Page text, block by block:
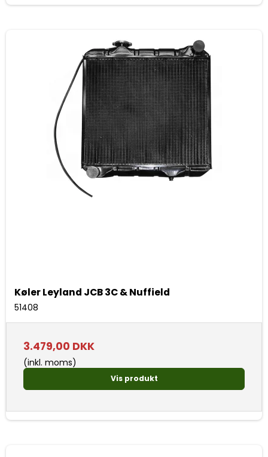
Køler Leyland JCB 3C & Nuffield
51408
3.479,00 DKK
(inkl. moms)
Vis produkt